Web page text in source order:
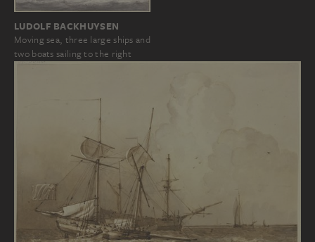
LUDOLF BACKHUYSEN
Moving sea, three large ships and
two boats sailing to the right